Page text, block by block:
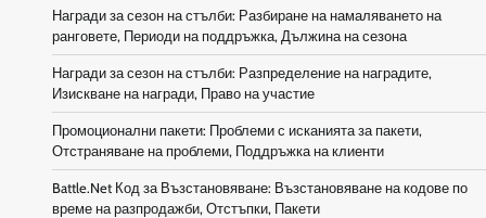
Награди за сезон на стълби: Разбиране на намаляването на
ранговете, Периоди на поддръжка, Дължина на сезона
Награди за сезон на стълби: Разпределение на наградите,
Изискване на награди, Право на участие
Промоционални пакети: Проблеми с исканията за пакети,
Отстраняване на проблеми, Поддръжка на клиенти
Battle.Net Код за Възстановяване: Възстановяване на кодове по
време на разпродажби, Отстъпки, Пакети